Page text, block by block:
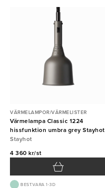
VÄRMELAMPOR/VÄRMELISTER
Värmelampa Classic 1224
hissfunktion umbra grey Stayhot
Stayhot
4 360 kr/st
BEST.VARA 1-3D